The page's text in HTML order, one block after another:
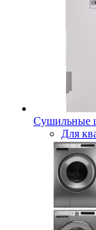
Сушильные
Для